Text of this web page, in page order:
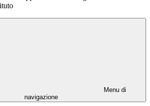
Menu di
navigazione